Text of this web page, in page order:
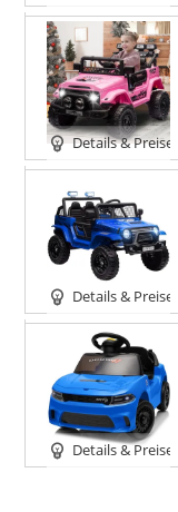
Details & Preise
Details & Preise
Details & Preise